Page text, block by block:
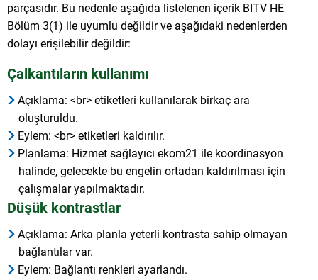
parçasıdır. Bu nedenle aşağıda listelenen içerik BITV HE
Bölüm 3(1) ile uyumlu değildir ve aşağıdaki nedenlerden
dolayı erişilebilir değildir:
Çalkantıların kullanımı
Açıklama: <br> etiketleri kullanılarak birkaç ara
oluşturuldu.
Eylem: <br> etiketleri kaldırılır.
Planlama: Hizmet sağlayıcı ekom21 ile koordinasyon
halinde, gelecekte bu engelin ortadan kaldırılması için
çalışmalar yapılmaktadır.
Düşük kontrastlar
Açıklama: Arka planla yeterli kontrasta sahip olmayan
bağlantılar var.
Eylem: Bağlantı renkleri ayarlandı.